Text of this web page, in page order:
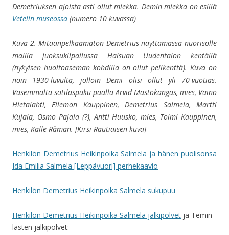
Demetriuksen ajoista asti ollut miekka. Demin miekka on esillä
Vetelin museossa (numero 10 kuvassa)
Kuva 2.Mitäänpelkäämätön Demetrius näyttämässä nuorisolle
mallia juoksukilpailussa Halsuan Uudentalon kentällä
(nykyisen huoltoaseman kohdilla on ollut pelikenttä). Kuva on
noin 1930-luvulta, jolloin Demi olisi ollut yli 70-vuotias.
Vasemmalta sotilaspuku päällä Arvid Mastokangas, mies, Väinö
Hietalahti, Filemon Kauppinen, Demetrius Salmela, Martti
Kujala, Osmo Pajala (?), Antti Huusko, mies, Toimi Kauppinen,
mies, Kalle Råman. [Kirsi Rautiaisen kuva]
Henkilön Demetrius Heikinpoika Salmela ja hänen puolisonsa
Ida Emilia Salmela [Leppävuori] perhekaavio
Henkilön Demetrius Heikinpoika Salmela sukupuu
Henkilön Demetrius Heikinpoika Salmela jälkipolvet ja Temin
lasten jälkipolvet: